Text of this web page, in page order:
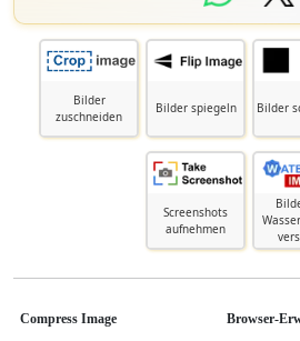
Bilder
zuschneiden
Bilder spiegeln Bilder
Screenshots
aufnehmen
Compress Image Browser-